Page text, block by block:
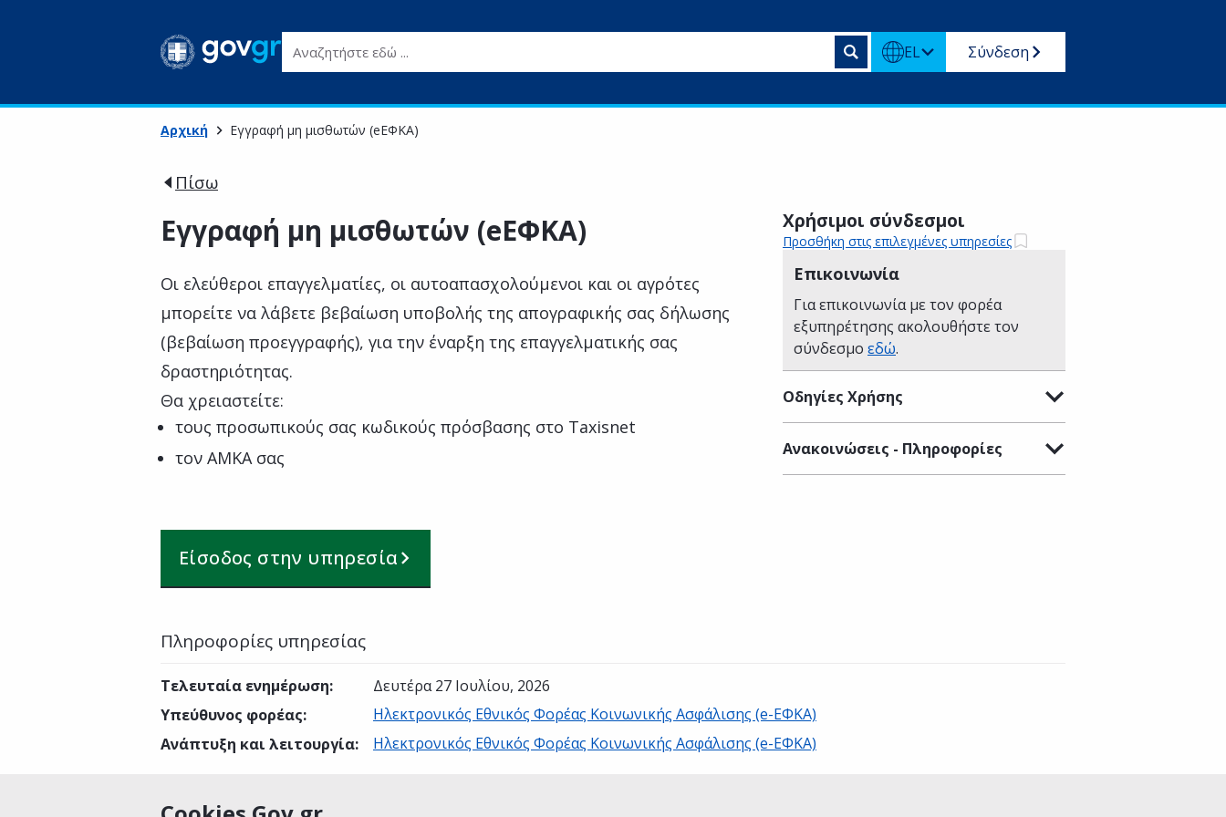
Αναζητήστε εδώ ... EL Σύνδεση
Αρχική Εγγραφή μη μισθωτών (eΕΦΚΑ)
Πίσω
Εγγραφή μη μισθωτών (eΕΦΚΑ)
Οι ελεύθεροι επαγγελματίες, οι αυτοαπασχολούμενοι και οι αγρότες
μπορείτε να λάβετε βεβαίωση υποβολής της απογραφικής σας δήλωσης
(βεβαίωση προεγγραφής), για την έναρξη της επαγγελματικής σας
δραστηριότητας.
Θα χρειαστείτε:
τους προσωπικούς σας κωδικούς πρόσβασης στο Taxisnet
τον ΑΜΚΑ σας
Είσοδος στην υπηρεσία
Χρήσιμοι σύνδεσμοι
Προσθήκη στις επιλεγμένες υπηρεσίες
Επικοινωνία
Για επικοινωνία με τον φορέα
εξυπηρέτησης ακολουθήστε τον
σύνδεσμο εδώ.
Οδηγίες Χρήσης
Ανακοινώσεις - Πληροφορίες
Πληροφορίες υπηρεσίας
Τελευταία ενημέρωση:
Δευτέρα 27 Ιουλίου, 2026
Υπεύθυνος φορέας:
Ηλεκτρονικός Εθνικός Φορέας Κοινωνικής Ασφάλισης (e-ΕΦΚΑ)
Ανάπτυξη και λειτουργία: Ηλεκτρονικός Εθνικός Φορέας Κοινωνικής Ασφάλισης (e-ΕΦΚΑ)